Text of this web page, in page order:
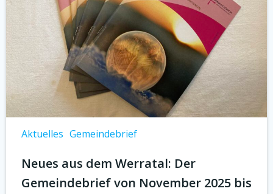
Aktuelles Gemeindebrief
Neues aus dem Werratal: Der
Gemeindebrief von November 2025 bis